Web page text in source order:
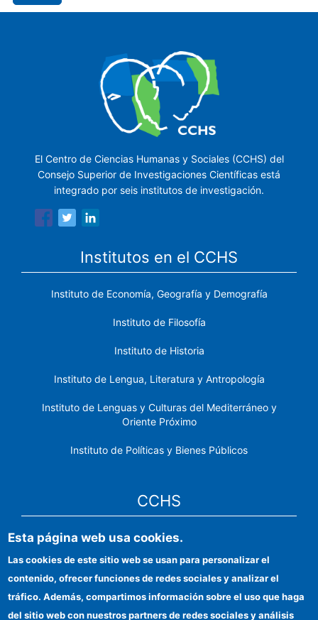
El Centro de Ciencias Humanas y Sociales (CCHS) del
Consejo Superior de Investigaciones Científicas está
integrado por seis institutos de investigación.
Institutos en el CCHS
Instituto de Economía, Geografía y Demografía
Instituto de Filosofía
Instituto de Historia
Instituto de Lengua, Literatura y Antropología
Instituto de Lenguas y Culturas del Mediterráneo y
Oriente Próximo
Instituto de Políticas y Bienes Públicos
CCHS
Sede electrónica CSIC
Identidad institucional
Información para proveedores
Esta página web usa cookies.
Las cookies de este sitio web se usan para personalizar el
contenido, ofrecer funciones de redes sociales y analizar el
tráfico. Además, compartimos información sobre el uso que haga
del sitio web con nuestros partners de redes sociales y análisis